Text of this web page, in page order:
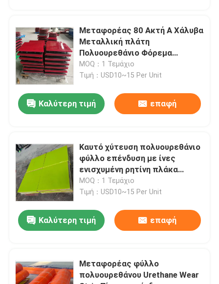
Μεταφορέας 80 Ακτή Α Χάλυβα
Μεταλλική πλάτη
Πολυουρεθάνιο Φόρεμα
Εφοδιασμού
MOQ：1 Τεμάχιο
Τιμή：USD10~15 Per Unit
Καλύτερη τιμή επαφή
Καυτό χύτευση πολυουρεθάνιο
φύλλο επένδυση με ίνες
ενισχυμένη ρητίνη πλάκα
υποστήριξης
MOQ：1 Τεμάχιο
Τιμή：USD10~15 Per Unit
Καλύτερη τιμή επαφή
Μεταφορέας φύλλο
πολυουρεθάνου Urethane Wear